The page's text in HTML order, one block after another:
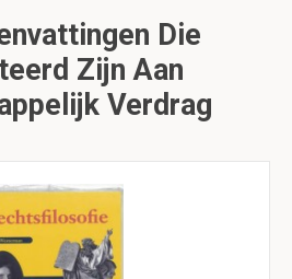
Die
Zijn Aan
Verdrag